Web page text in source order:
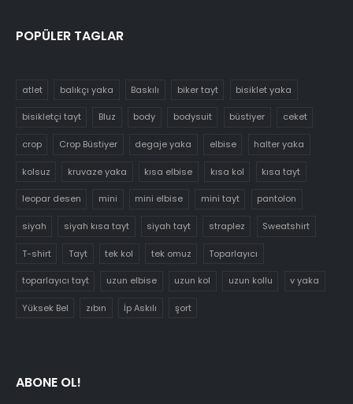
POPÜLER TAGLAR
atlet balıkçı yaka Baskılı biker tayt bisiklet yaka
bisikletçi tayt Bluz body bodysuit büstiyer ceket
crop Crop Büstiyer degaje yaka elbise halter yaka
kolsuz kruvaze yaka kısa elbise kısa kol kısa tayt
leopar desen mini mini elbise mini tayt pantolon
siyah siyah kısa tayt siyah tayt straplez Sweatshirt
T-shirt Tayt tek kol tek omuz Toparlayıcı
toparlayıcı tayt uzun elbise uzun kol uzun kollu v yaka
Yüksek Bel zıbın İp Askılı şort
ABONE OL!